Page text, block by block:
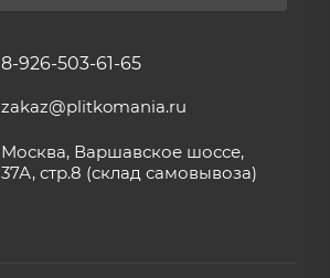
8-926-503-61-65
zakaz@plitkomania.ru
Москва, Варшавское шоссе,
37А, стр.8 (склад самовывоза)